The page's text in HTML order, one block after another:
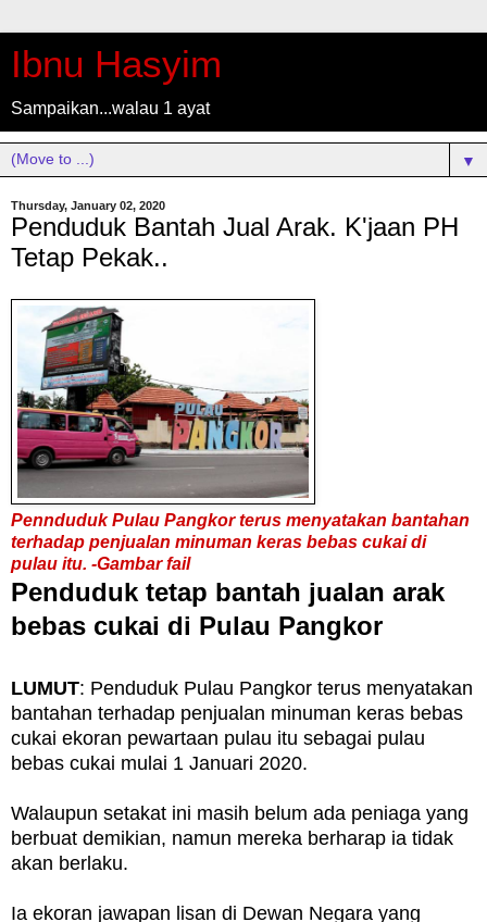
Ibnu Hasyim
Sampaikan...walau 1 ayat
▼
Thursday, January 02, 2020
Penduduk Bantah Jual Arak. K'jaan PH
Tetap Pekak..
Pennduduk Pulau Pangkor terus menyatakan bantahan
terhadap penjualan minuman keras bebas cukai di
pulau itu. -Gambar fail
Penduduk tetap bantah jualan arak
bebas cukai di Pulau Pangkor
LUMUT: Penduduk Pulau Pangkor terus menyatakan
bantahan terhadap penjualan minuman keras bebas
cukai ekoran pewartaan pulau itu sebagai pulau
bebas cukai mulai 1 Januari 2020.
Walaupun setakat ini masih belum ada peniaga yang
berbuat demikian, namun mereka berharap ia tidak
akan berlaku.
Ia ekoran jawapan lisan di Dewan Negara yang